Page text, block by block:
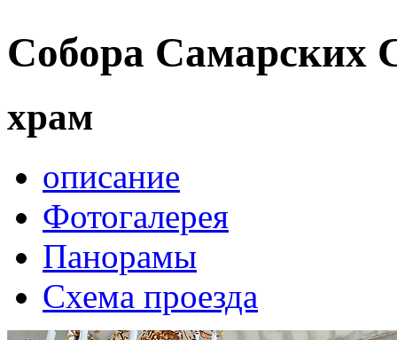
Собора Самарских
храм
описание
Фотогалерея
Панорамы
Схема проезда